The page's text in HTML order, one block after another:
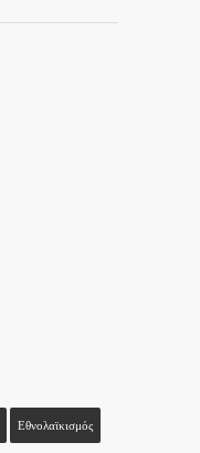
Εθνολαϊκισμός